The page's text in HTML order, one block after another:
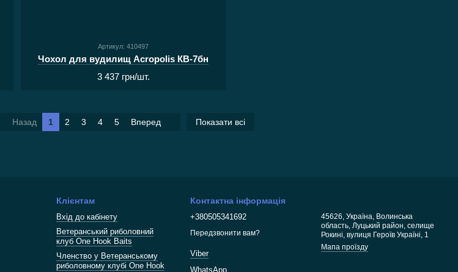
Артикул: 410497
Чохол для вудилищ Acropolis КВ-7бн
3 437 грн/шт.
Назад 1 2 3 4 5 Вперед Показати всі
Клієнтам
Вхід до кабінету
Ветеранський риболовний
клуб One Hook Baits
Членство у Ветеранському
риболовному клубі One Hook
Контактна інформація
+380505341692
Передзвонити вам?
Viber
WhatsApp
45626, Україна, Волинська
область, Луцький район, селище
Рокині, вулиця Героїв Україні, 1
Мапа проїзду